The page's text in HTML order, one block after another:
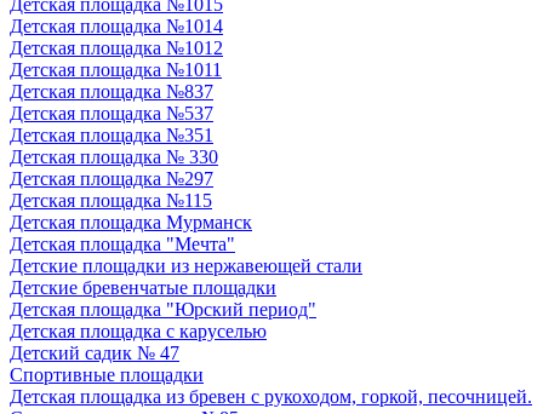
Детская площадка №1015
Детская площадка №1014
Детская площадка №1012
Детская площадка №1011
Детская площадка №837
Детская площадка №537
Детская площадка №351
Детская площадка № 330
Детская площадка №297
Детская площадка №115
Детская площадка Мурманск
Детская площадка "Мечта"
Детские площадки из нержавеющей стали
Детские бревенчатые площадки
Детская площадка "Юрский период"
Детская площадка с каруселью
Детский садик № 47
Спортивные площадки
Детская площадка из бревен с рукоходом, горкой, песочницей.